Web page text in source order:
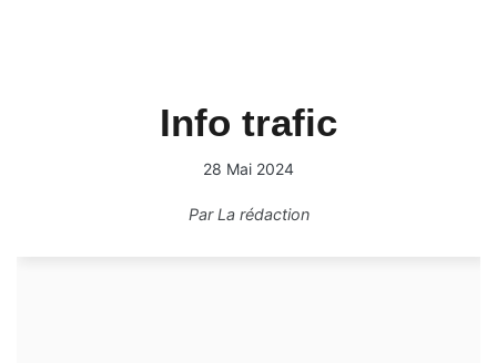
Info trafic
28 Mai 2024
ParLa rédaction